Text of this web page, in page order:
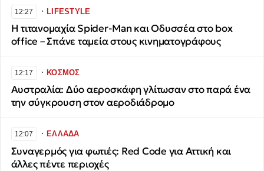
12:27 ∙LIFESTYLE
Η τιτανομαχία Spider-Man και Οδυσσέα στο box
office – Σπάνε ταμεία στους κινηματογράφους
12:17 ∙ΚΟΣΜΟΣ
Αυστραλία: Δύο αεροσκάφη γλίτωσαν στο παρά ένα
την σύγκρουση στον αεροδιάδρομο
12:07 ∙ΕΛΛΑΔΑ
Συναγερμός για φωτιές: Red Code για Αττική και
άλλες πέντε περιοχές